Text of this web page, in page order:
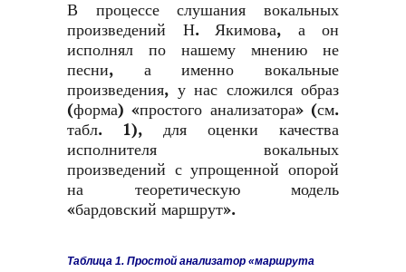
В процессе слушания вокальных
произведений Н. Якимова, а он
исполнял по нашему мнению не
песни, а именно вокальные
произведения, у нас сложился образ
(форма) «простого анализатора» (см.
табл. 1), для оценки качества
исполнителя вокальных
произведений с упрощенной опорой
на теоретическую модель
«бардовский маршрут».
Таблица 1. Простой анализатор «маршрута